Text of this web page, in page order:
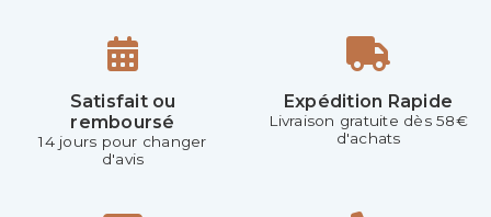
Satisfait ou
remboursé
14 jours pour changer
d'avis
Expédition Rapide
Livraison gratuite dès 58€
d'achats